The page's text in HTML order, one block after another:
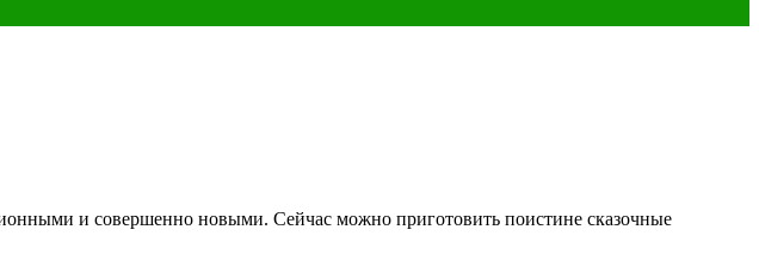
и совершенно новыми. Сейчас можно приготовить поистине сказочные